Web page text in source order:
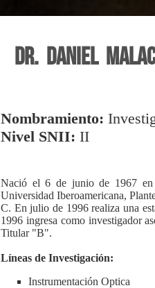
Dr. Daniel
Nombramiento:
Nivel SNII: II
Nació el 6 de junio de 1967 en
Universidad Iberoamericana,
C. En julio de 1996 realiza una
1996 ingresa como investigador
Titular "B".
Líneas de Investigación:
Instrumentación Optica